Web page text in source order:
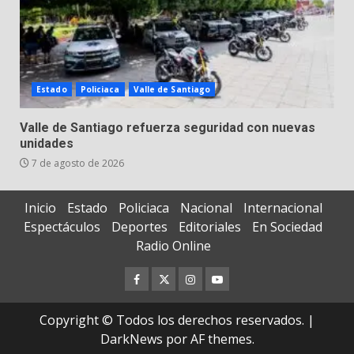
Estado Policiaca Valle de Santiago
Valle de Santiago refuerza seguridad con nuevas
unidades
7 de agosto de 2026
Inicio Estado Policiaca Nacional
Internacional
Espectáculos
Deportes Editoriales
En Sociedad
Radio Online
Facebook
TwitterInstagram
Youtube
Copyright © Todos los derechos reservados. |
DarkNews por AF themes.